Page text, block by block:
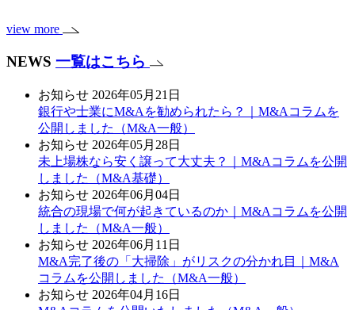
view more
NEWS 一覧はこちら
お知らせ 2026年05月21日
銀行や士業にM&Aを勧められたら？｜M&Aコラムを
公開しました（M&A一般）
お知らせ 2026年05月28日
未上場株なら安く譲って大丈夫？｜M&Aコラムを公開
しました（M&A基礎）
お知らせ 2026年06月04日
統合の現場で何が起きているのか｜M&Aコラムを公開
しました（M&A一般）
お知らせ 2026年06月11日
M&A完了後の「大掃除」がリスクの分かれ目｜M&A
コラムを公開しました（M&A一般）
お知らせ 2026年04月16日